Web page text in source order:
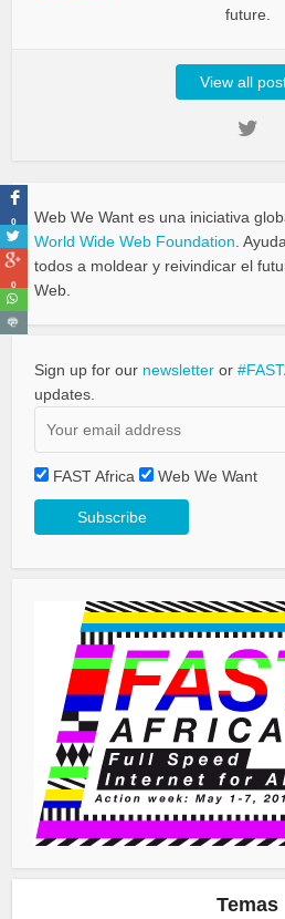
future.
View all
Web We Want es una iniciativa
World Wide Web Foundation .
todos a moldear y reivindicar el
Web.
Sign up for our newsletter or
updates.
FAST Africa Web We Want
Temas
0
0